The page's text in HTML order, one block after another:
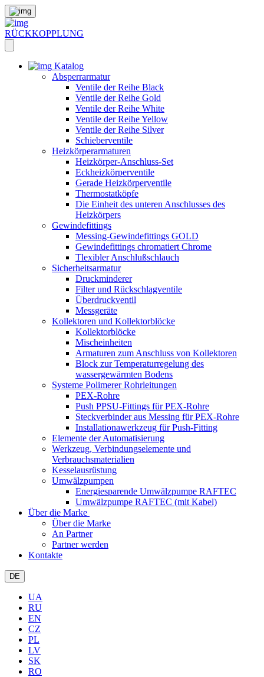
RÜCKKOPPLUNG
Katalog
Absperrarmatur
Ventile der Reihe Black
Ventile der Reihe Gold
Ventile der Reihe White
Ventile der Reihe Yellow
Ventile der Reihe Silver
Schieberventile
Heizkörperarmaturen
Heizkörper-Anschluss-Set
Eckheizkörperventile
Gerade Heizkörperventile
Thermostatköpfe
Die Einheit des unteren Anschlusses des
Heizkörpers
Gewindefittings
Messing-Gewindefittings GOLD
Gewindefittings chromatiert Chrome
Tlexibler Anschlußschlauch
Sicherheitsarmatur
Druckminderer
Filter und Rückschlagventile
Überdruckventil
Messgeräte
Kollektoren und Kollektorblöcke
Kollektorblöcke
Mischeinheiten
Armaturen zum Anschluss von Kollektoren
Block zur Temperaturregelung des
wassergewärmten Bodens
Systeme Polimerer Rohrleitungen
PEX-Rohre
Push PPSU-Fittings für PEX-Rohre
Steckverbinder aus Messing für PEX-Rohre
Installationawerkzeug für Push-Fitting
Elemente der Automatisierung
Werkzeug, Verbindungselemente und
Verbrauchsmaterialien
Kesselausrüstung
Umwälzpumpen
Energiesparende Umwälzpumpe RAFTEC
Umwälzpumpe RAFTEC (mit Kabel)
Über die Marke
Über die Marke
An Partner
Partner werden
Kontakte
DE
UA
RU
EN
CZ
PL
LV
SK
RO